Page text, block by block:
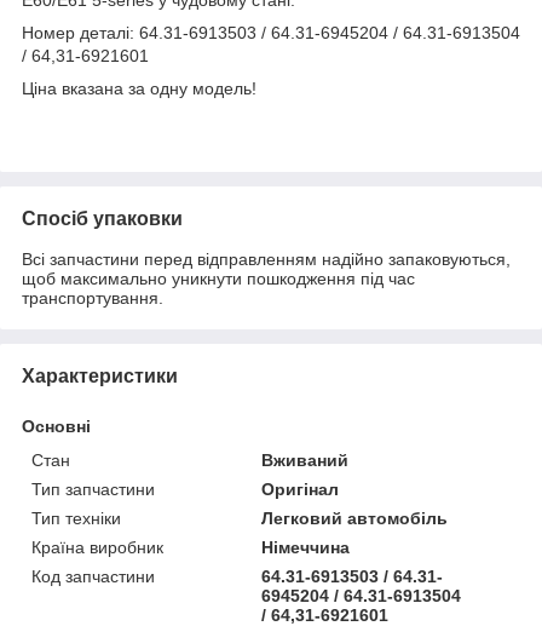
Номер деталі: 64.31-6913503 / 64.31-6945204 / 64.31-6913504
/ 64,31-6921601
Ціна вказана за одну модель!
Спосіб упаковки
Всі запчастини перед відправленням надійно запаковуються,
щоб максимально уникнути пошкодження під час
транспортування.
Характеристики
Основні
Стан
Вживаний
Тип запчастини
Оригінал
Тип техніки
Легковий автомобіль
Країна виробник
Німеччина
Код запчастини
64.31-6913503 / 64.31-
6945204 / 64.31-6913504
/ 64,31-6921601